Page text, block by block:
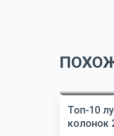
Топ-10
колонок